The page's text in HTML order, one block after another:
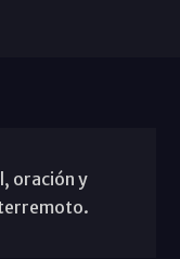
oración y